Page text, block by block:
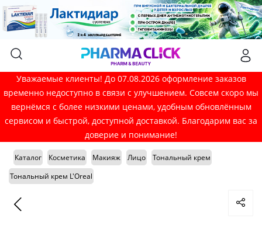
Уважаемые клиенты! До 07.08.2026 оформление заказов
временно недоступно в связи с улучшением. Совсем скоро мы
вернёмся с более низкими ценами, удобным обновлённым
сервисом и быстрой, доступной доставкой. Благодарим вас за
доверие и понимание!
Каталог Косметика Макияж Лицо
Тональный крем
Тональный крем L'Oreal